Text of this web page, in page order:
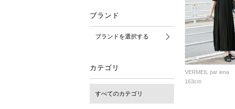
ブランド
ブランドを選択する
カテゴリ
すべてのカテゴリ
VERMEIL par iena
163cm